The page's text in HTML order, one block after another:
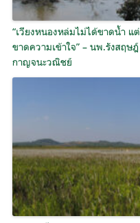
“เวียงหนองหล่มไม่ได้ขาดน้ำ แต่
ขาดความเข้าใจ” – นพ.รังสฤษฎ์
กาญจนะวณิชย์